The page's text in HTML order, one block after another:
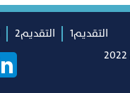
التقديم1 التقديم2